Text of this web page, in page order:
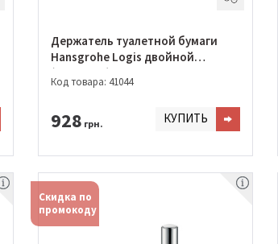
Держатель туалетной бумаги
Hansgrohe Logis двойной
(41717000)
Код товара: 41044
928 грн. КУПИТЬ
Скидка по
промокоду